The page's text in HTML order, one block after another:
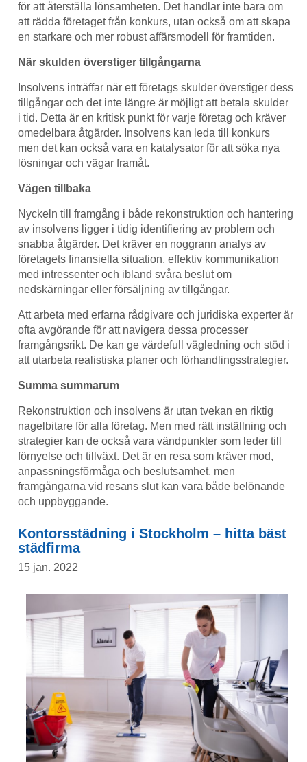
för att återställa lönsamheten. Det handlar inte bara om
att rädda företaget från konkurs, utan också om att skapa
en starkare och mer robust affärsmodell för framtiden.
När skulden överstiger tillgångarna
Insolvens inträffar när ett företags skulder överstiger dess
tillgångar och det inte längre är möjligt att betala skulder
i tid. Detta är en kritisk punkt för varje företag och kräver
omedelbara åtgärder. Insolvens kan leda till konkurs
men det kan också vara en katalysator för att söka nya
lösningar och vägar framåt.
Vägen tillbaka
Nyckeln till framgång i både rekonstruktion och hantering
av insolvens ligger i tidig identifiering av problem och
snabba åtgärder. Det kräver en noggrann analys av
företagets finansiella situation, effektiv kommunikation
med intressenter och ibland svåra beslut om
nedskärningar eller försäljning av tillgångar.
Att arbeta med erfarna rådgivare och juridiska experter är
ofta avgörande för att navigera dessa processer
framgångsrikt. De kan ge värdefull vägledning och stöd i
att utarbeta realistiska planer och förhandlingsstrategier.
Summa summarum
Rekonstruktion och insolvens är utan tvekan en riktig
nagelbitare för alla företag. Men med rätt inställning och
strategier kan de också vara vändpunkter som leder till
förnyelse och tillväxt. Det är en resa som kräver mod,
anpassningsförmåga och beslutsamhet, men
framgångarna vid resans slut kan vara både belönande
och uppbyggande.
Kontorsstädning i Stockholm – hitta bäst
städfirma
15 jan. 2022